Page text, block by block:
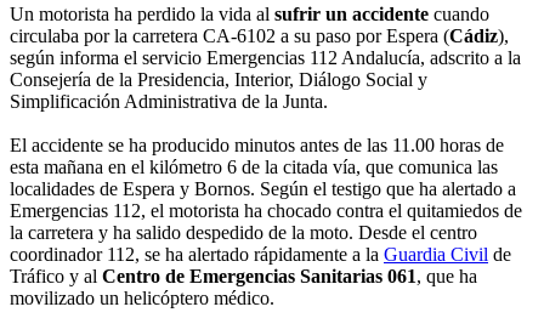
Un motorista ha perdido la vida al sufrir un accidente cuando
circulaba por la carretera CA-6102 a su paso por Espera (Cádiz),
según informa el servicio Emergencias 112 Andalucía, adscrito a la
Consejería de la Presidencia, Interior, Diálogo Social y
Simplificación Administrativa de la Junta.
El accidente se ha producido minutos antes de las 11.00 horas de
esta mañana en el kilómetro 6 de la citada vía, que comunica las
localidades de Espera y Bornos. Según el testigo que ha alertado a
Emergencias 112, el motorista ha chocado contra el quitamiedos de
la carretera y ha salido despedido de la moto. Desde el centro
coordinador 112, se ha alertado rápidamente a la Guardia Civil de
Tráfico y al Centro de Emergencias Sanitarias 061, que ha
movilizado un helicóptero médico.